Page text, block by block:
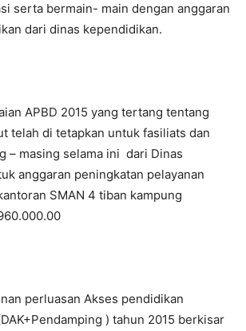
serta bermain- main dengan anggaran
dari dinas kependidikan.
APBD 2015 yang tertang tentang
telah di tetapkan untuk fasiliats dan
– masing selama ini dari Dinas
anggaran peningkatan pelayanan
SMAN 4 tiban kampung
perluasan Akses pendidikan
) tahun 2015 berkisar